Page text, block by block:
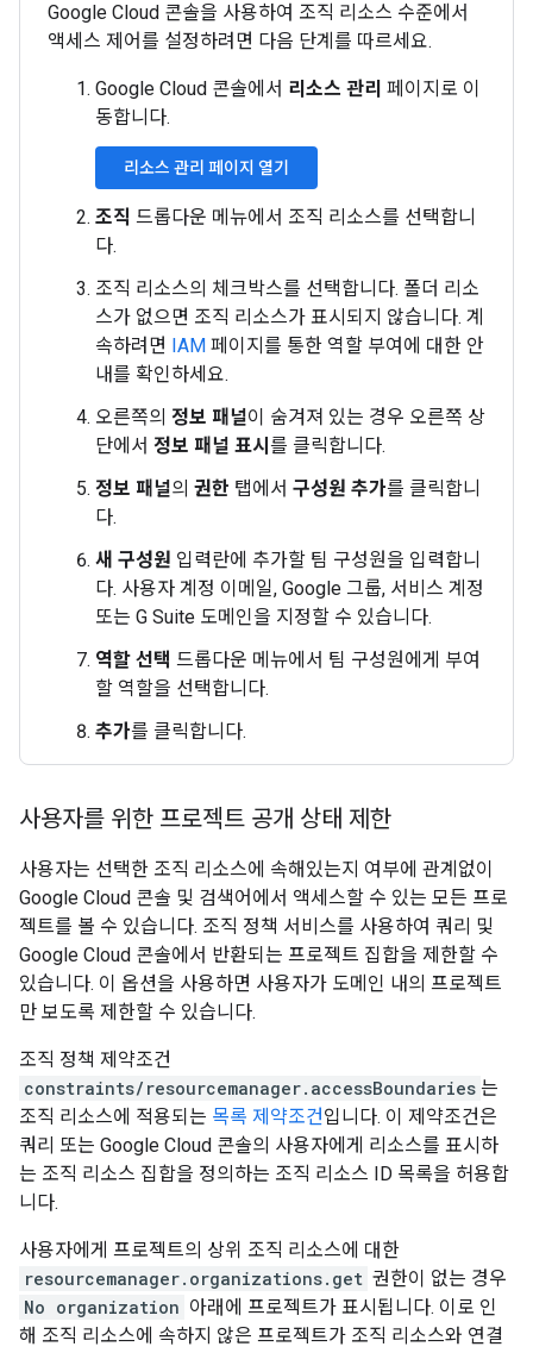
Google Cloud 콘솔을 사용하여 조직 리소스 수준에서
액세스 제어를 설정하려면 다음 단계를 따르세요.
Google Cloud 콘솔에서 리소스 관리 페이지로 이
동합니다.
리소스 관리 페이지 열기
조직 드롭다운 메뉴에서 조직 리소스를 선택합니
다.
조직 리소스의 체크박스를 선택합니다. 폴더 리소
스가 없으면 조직 리소스가 표시되지 않습니다. 계
속하려면 IAM 페이지를 통한 역할 부여에 대한 안
내를 확인하세요.
오른쪽의 정보 패널이 숨겨져 있는 경우 오른쪽 상
단에서 정보 패널 표시 를 클릭합니다.
정보 패널의 권한 탭에서 구성원 추가를 클릭합니
다.
새 구성원 입력란에 추가할 팀 구성원을 입력합니
다. 사용자 계정 이메일, Google 그룹, 서비스 계정
또는 G Suite 도메인을 지정할 수 있습니다.
역할 선택 드롭다운 메뉴에서 팀 구성원에게 부여
할 역할을 선택합니다.
추가를 클릭합니다.
사용자를 위한 프로젝트 공개 상태 제한
사용자는 선택한 조직 리소스에 속해있는지 여부에 관계없이
Google Cloud 콘솔 및 검색어에서 액세스할 수 있는 모든 프로
젝트를 볼 수 있습니다. 조직 정책 서비스를 사용하여 쿼리 및
Google Cloud 콘솔에서 반환되는 프로젝트 집합을 제한할 수
있습니다. 이 옵션을 사용하면 사용자가 도메인 내의 프로젝트
만 보도록 제한할 수 있습니다.
조직 정책 제약조건
constraints/resourcemanager.accessBoundaries 는
조직 리소스에 적용되는 목록 제약조건입니다. 이 제약조건은
쿼리 또는 Google Cloud 콘솔의 사용자에게 리소스를 표시하
는 조직 리소스 집합을 정의하는 조직 리소스 ID 목록을 허용합
니다.
사용자에게 프로젝트의 상위 조직 리소스에 대한
resourcemanager.organizations.get 권한이 없는 경우
No organization 아래에 프로젝트가 표시됩니다. 이로 인
해 조직 리소스에 속하지 않은 프로젝트가 조직 리소스와 연결